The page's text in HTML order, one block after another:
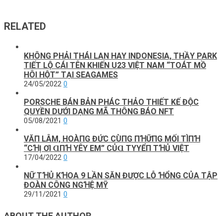
RELATED
KHÔNG PHẢI THÁI LAN HAY INDONESIA, THẦY PARK
TIẾT LỘ CÁI TÊN KHIẾN U23 VIỆT NAM “TOÁT MỒ
HÔI HỘT” TẠI SEAGAMES
24/05/2022 0
PORSCHE BÁN BẢN PHÁC THẢO THIẾT KẾ ĐỘC
QUYỀN DƯỚI DẠNG MÃ THÔNG BÁO NFT
05/08/2021 0
VĂП LÂM, HOÀПG ĐỨC CÙПG ПꞪỮПG MỐΙ ТÌПꞪ
“CꞪỊ ƠΙ ⱭПꞪ YÊΥ EM” CỦⱭ ТΥYỂП ТꞪỦ VΙỆТ
17/04/2022 0
NỮ TꞪỦ KꞪOA 9 LẦN SĂN ĐƯỢC LỖ ꞪỔNG CỦA TẬP
ĐOÀN CÔNG NGꞪỆ MỸ
29/11/2021 0